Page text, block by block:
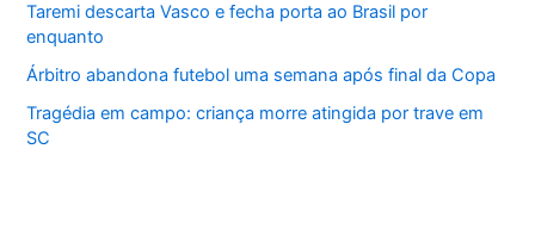
Taremi descarta Vasco e fecha porta ao Brasil por
enquanto
Árbitro abandona futebol uma semana após final da Copa
Tragédia em campo: criança morre atingida por trave em
SC